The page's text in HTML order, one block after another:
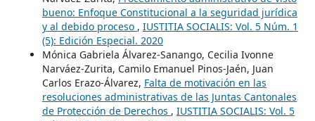
bueno: Enfoque Constitucional a la seguridad jurídica
y al debido proceso , IUSTITIA SOCIALIS: Vol. 5 Núm. 1
(5): Edición Especial. 2020
Mónica Gabriela Álvarez-Sanango, Cecilia Ivonne
Narváez-Zurita, Camilo Emanuel Pinos-Jaén, Juan
Carlos Erazo-Álvarez, Falta de motivación en las
resoluciones administrativas de las Juntas Cantonales
de Protección de Derechos , IUSTITIA SOCIALIS: Vol. 5